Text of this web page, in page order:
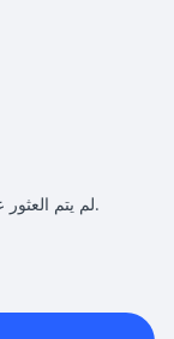
لم يتم العثور على مقالات مطابقة للبحث الذي تم تحديده.